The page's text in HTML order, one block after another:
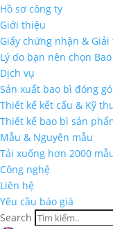
Hồ sơ công ty
Giới thiệu
Giấy chứng nhận &
Lý do bạn nên chọn
Dịch vụ
Sản xuất bao bì đóng
Thiết kế kết cấu & Kỹ
Thiết kế bao bì sản
Mẫu & Nguyên mẫu
Tải xuống hơn 2000
Công nghệ
Liên hệ
Yêu cầu báo giá
Search